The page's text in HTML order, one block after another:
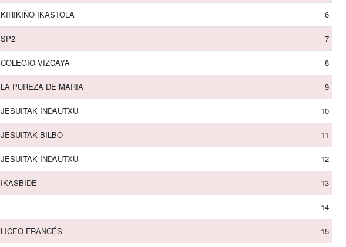
KIRIKIÑO IKASTOLA 6
SP2 7
COLEGIO VIZCAYA 8
LA PUREZA DE MARIA 9
JESUITAK INDAUTXU 10
JESUITAK BILBO 11
JESUITAK INDAUTXU 12
IKASBIDE 13
14
LICEO FRANCÉS 15